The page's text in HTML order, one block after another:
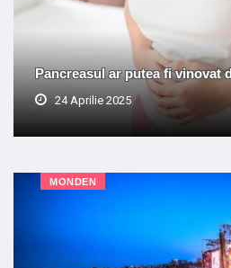
Pancreasul ar putea fi vinovat
24 Aprilie 2025
MONDEN